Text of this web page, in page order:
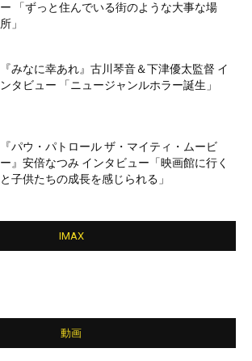
ー 「ずっと住んでいる街のような大事な場
所」
『みなに幸あれ』古川琴音＆下津優太監督 イ
ンタビュー 「ニュージャンルホラー誕生」
『パウ・パトロール ザ・マイティ・ムービ
ー』安倍なつみ インタビュー「映画館に行く
と子供たちの成長を感じられる」
IMAX
動画